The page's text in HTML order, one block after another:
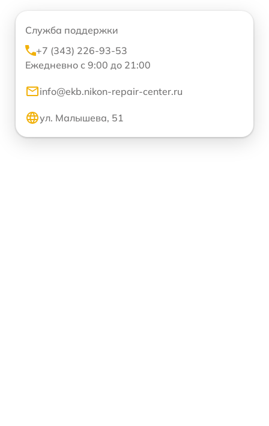
Служба поддержки
+7 (343) 226-93-53
Ежедневно с 9:00 до 21:00
info@ekb.nikon-repair-center.ru
ул. Малышева, 51